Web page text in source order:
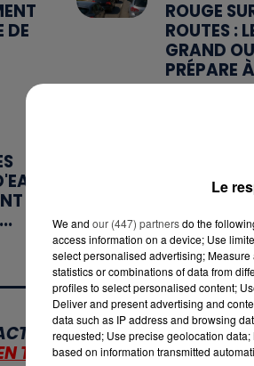
DE
ROUGE
ROUTES :
GRAND
PRÉPARE
COÛTE
CHER
CINQ ANS,
ALERTE
DE LA RÉGION ET
TÉLÉCHARGEANT
Le
We and our (447) partnersdo the
access information on a device; Use
select personalised advertising;
statistics or combinations of data from
profiles to select personalised content;
Deliver and present advertising and
data such as IP address and browsing
requested; Use precise geolocation
based on information transmitted